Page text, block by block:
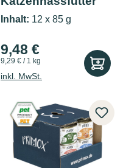
Geflügel 8...
Inhalt: 12 x 85 g
9,48 €
9,29 € / 1 kg
inkl. MwSt.